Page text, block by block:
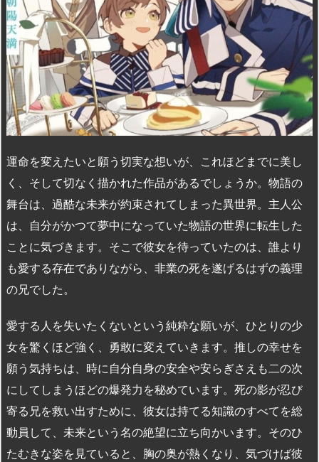
運命を変えたいと願う切実な想いが、これほどまでに美し
く、そして切なく描かれた作品があるでしょうか。物語の
舞台は、過酷な未来が約束されてしまった異世界。主人公
は、自分がかつて夢中になっていた物語の世界に転生した
ことに気づきます。そこで彼女を待っていたのは、誰より
も愛する存在でありながら、非業の死を遂げるはずの義理
の兄でした。
愛する人を失いたくないという純粋な願いが、ひとりの少
女を驚くほど強く、勇敢に変えていきます。推しの幸せを
願う気持ちは、時に自分自身の安全や安らぎさえも二の次
にしてしまうほどの爆発力を秘めています。死の影が忍び
寄る兄を救い出すために、彼女は持てる知識のすべてを総
動員して、未来という名の絶望に立ち向かいます。そのひ
たむきな姿を見ていると、胸の奥が熱くなり、気づけば彼